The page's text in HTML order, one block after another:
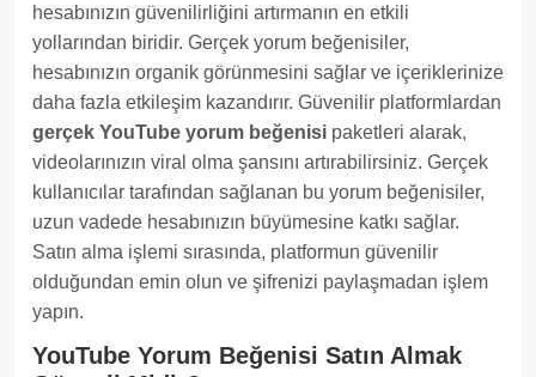
hesabınızın güvenilirliğini artırmanın en etkili
yollarından biridir. Gerçek yorum beğenisiler,
hesabınızın organik görünmesini sağlar ve içeriklerinize
daha fazla etkileşim kazandırır. Güvenilir platformlardan
gerçek YouTube yorum beğenisi paketleri alarak,
videolarınızın viral olma şansını artırabilirsiniz. Gerçek
kullanıcılar tarafından sağlanan bu yorum beğenisiler,
uzun vadede hesabınızın büyümesine katkı sağlar.
Satın alma işlemi sırasında, platformun güvenilir
olduğundan emin olun ve şifrenizi paylaşmadan işlem
yapın.
YouTube Yorum Beğenisi Satın Almak